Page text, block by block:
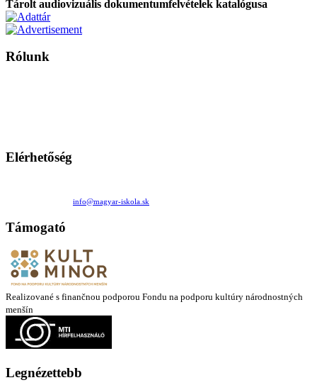
Tárolt audiovizuális dokumentumfelvételek katalógusa
Rólunk
Elérhetőség
info@magyar-iskola.sk
Támogató
Realizované s finančnou podporou Fondu na podporu kultúry národnostných
menšín
Legnézettebb